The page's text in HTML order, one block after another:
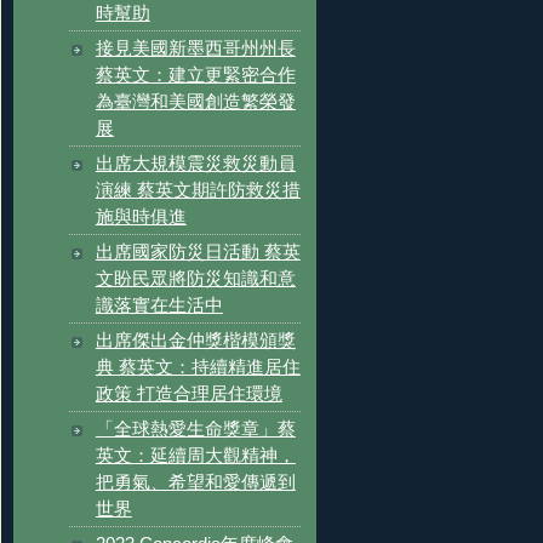
時幫助
接見美國新墨西哥州州長
蔡英文：建立更緊密合作
為臺灣和美國創造繁榮發
展
出席大規模震災救災動員
演練 蔡英文期許防救災措
施與時俱進
出席國家防災日活動 蔡英
文盼民眾將防災知識和意
識落實在生活中
出席傑出金仲獎楷模頒獎
典 蔡英文：持續精進居住
政策 打造合理居住環境
「全球熱愛生命獎章」蔡
英文：延續周大觀精神，
把勇氣、希望和愛傳遞到
世界